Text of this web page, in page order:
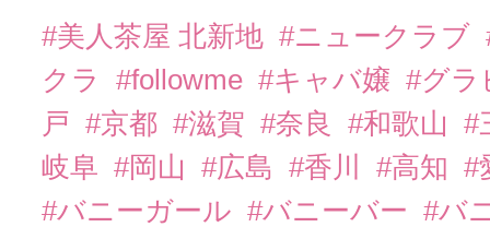
#美人茶屋 北新地 #ニュークラブ
クラ
#followme #キャバ嬢 #グ
戸 #京都 #滋賀 #奈良 #和歌山
#
岐阜 #岡山 #広島 #香川 #高知 #
#バニーガール #バニーバー #バ